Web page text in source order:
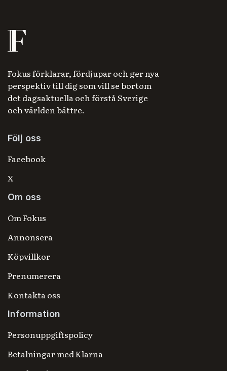
Fokus förklarar, fördjupar och ger nya
perspektiv till dig som vill se bortom
det dagsaktuella och förstå Sverige
och världen bättre.
Följ oss
Facebook
X
Om oss
Om Fokus
Annonsera
Köpvillkor
Prenumerera
Kontakta oss
Information
Personuppgiftspolicy
Betalningar med Klarna